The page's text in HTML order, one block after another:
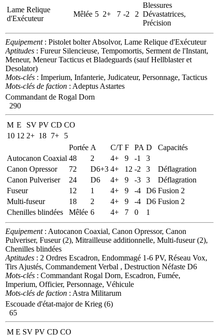
Lame Relique
d'Exécuteur
Mêlée 5 2+ 7 -2 2
Blessures
Dévastatrices,
Précision
Equipement: Pistolet bolter Absolvor, Lame Relique d'Exécuteur
Aptitudes : Fureur Silencieuse, Tempomortis, Serment de l'Instant,
Meneur, Meneur Tacticus et Bladeguards (sauf Hellblaster et
Desolator)
Mots-clés : Imperium, Infanterie, Judicateur, Personnage, Tacticus
Mots-clés de faction : Adeptus Astartes
Commandant de Rogal Dorn
290
M E SV PV CD CO
10 12 2+ 18 7+
5
Portée A C/T F PA D
Capacités
Autocanon Coaxial 48 2 4+ 9 -1
3
Canon Opressor
72 D6+3 4+ 12 -2 3
Déflagration
Canon Pulveriser
24 D6 4+ 9 -3 3
Déflagration
Fuseur
12 1 4+ 9 -4 D6 Fusion 2
Multi-fuseur
18 2 4+ 9 -4 D6 Fusion 2
Chenilles blindées
Mêlée 6 4+ 7 0 1
Equipement: Autocanon Coaxial, Canon Opressor, Canon
Pulveriser, Fuseur (2), Mitrailleuse additionnelle, Multi-fuseur (2),
Chenilles blindées
Aptitudes : 2 Ordres Escadron, Endommagé 1-6 PV, Réseau Vox,
Tirs Ajustés, Commandement Verbal , Destruction Néfaste D6
Mots-clés : Commandant Rogal Dorn, Escadron, Fumée,
Imperium, Officier, Personnage, Véhicule
Mots-clés de faction : Astra Militarum
Escouade d'état-major de Krieg (6)
65
M E SV PV CD CO